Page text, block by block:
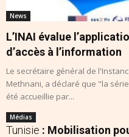
News
L’INAI évalue
d’accès à l’information
Le secrétaire général de
Methnani, a déclaré que "la
été accueillie par...
Médias
Tunisie : Mobilisation